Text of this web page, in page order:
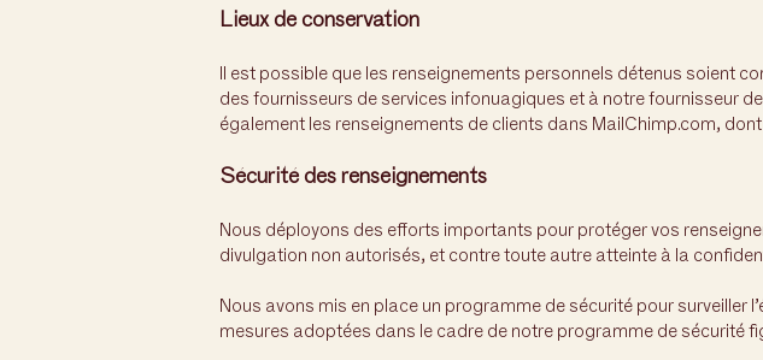
Lieux de conservation
Il est possible que les renseignements personnels détenus soient
des fournisseurs de services infonuagiques et à notre fournisseur
également les renseignements de clients dans MailChimp.com,
Sécurité des renseignements
Nous déployons des efforts importants pour protéger vos
divulgation non autorisés, et contre toute autre atteinte à la
Nous avons mis en place un programme de sécurité pour surveiller
mesures adoptées dans le cadre de notre programme de sécurité